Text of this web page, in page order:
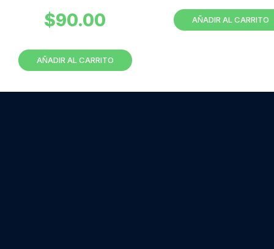
$90.00
AÑADIR AL CARRITO
AÑADIR AL CARRITO